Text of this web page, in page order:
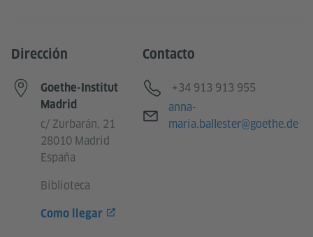
Dirección
Goethe-Institut
Madrid
c/ Zurbarán, 21
28010 Madrid
España
Biblioteca
Como llegar
Contacto
Teléfono
+34 913 913 955
Correo electrónico
anna-
maria.ballester@goethe.de